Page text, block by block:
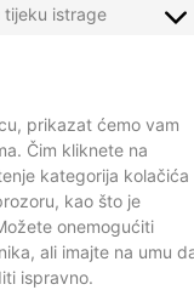
tijeku istrage
prikazat ćemo vam
Čim kliknete na
kategorija kolačića
kao što je
onemogućiti
ali imajte na umu
ispravno.